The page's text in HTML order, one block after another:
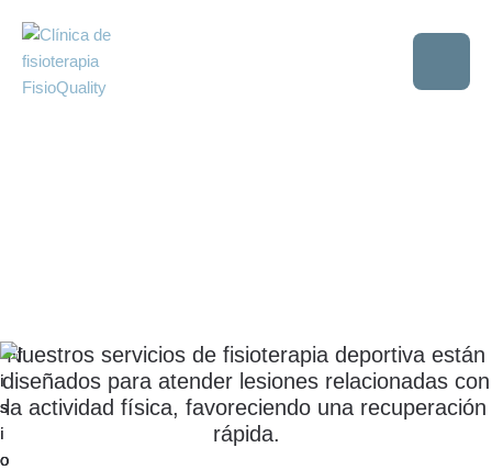
Nuestros servicios de fisioterapia deportiva están
diseñados para atender lesiones relacionadas con
la actividad física, favoreciendo una recuperación
rápida.